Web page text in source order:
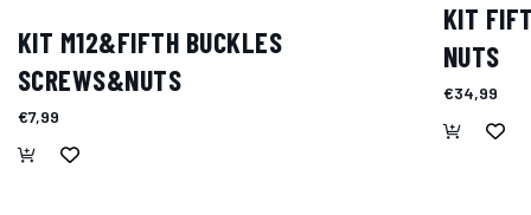
KIT M12&FIFTH BUCKLES
SCREWS&NUTS
€7,99
KIT
NUTS
€34,99